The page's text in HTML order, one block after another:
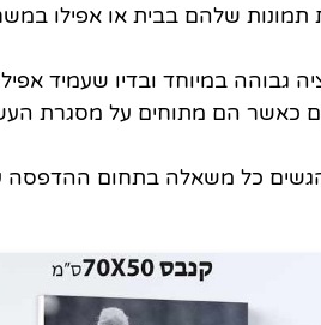
תמונות שלהם בבית או אפילו
במיוחד ובדיו שעמיד
כאשר הם מתוחים על מסגרת
כל משאלה בתחום ההדפסה